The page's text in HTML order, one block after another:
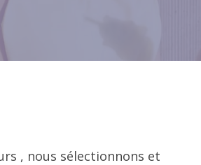
, nous sélectionnons et